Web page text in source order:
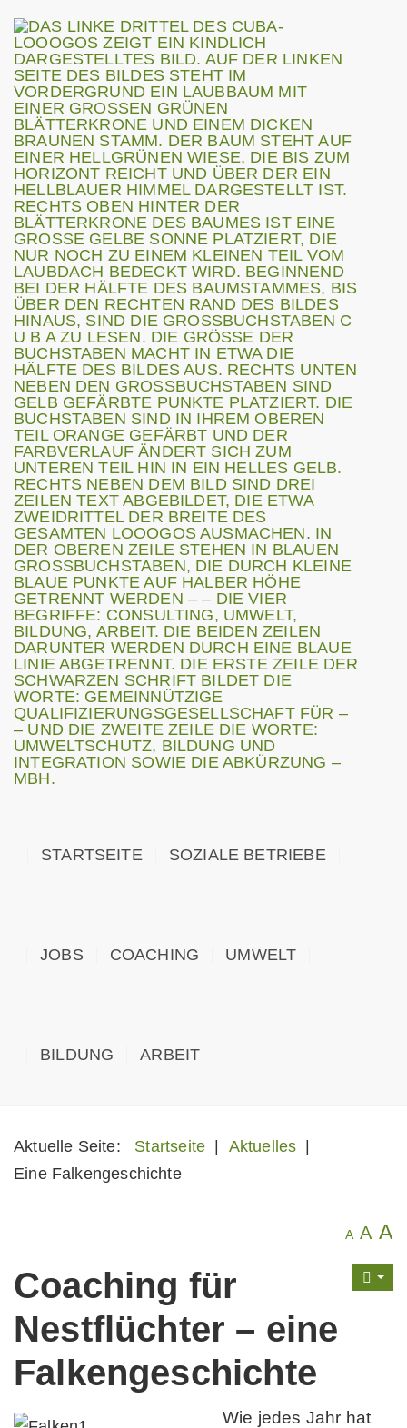
STARTSEITE SOZIALE BETRIEBE
JOBS COACHING UMWELT
BILDUNG ARBEIT
Aktuelle Seite: Startseite Aktuelles
Eine Falkengeschichte
A A A
Coaching für
Nestflüchter – eine
Falkengeschichte
Wie jedes Jahr hat